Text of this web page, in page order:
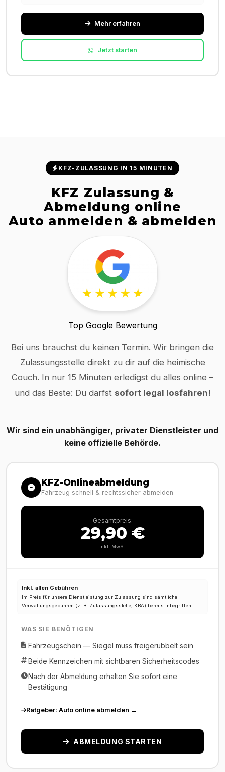
Mehr erfahren
Jetzt starten
KFZ-ZULASSUNG IN 15 MINUTEN
KFZ Zulassung &
Abmeldung online
Auto anmelden & abmelden
Top Google Bewertung
Bei uns brauchst du keinen Termin. Wir bringen die
Zulassungsstelle direkt zu dir auf die heimische
Couch. In nur 15 Minuten erledigst du alles online –
und das Beste: Du darfst sofort legal losfahren!
Wir sind ein unabhängiger, privater Dienstleister und
keine offizielle Behörde.
KFZ-Onlineabmeldung
Fahrzeug schnell & rechtssicher abmelden
Gesamtpreis:
29,90 €
inkl. MwSt.
Inkl. allen Gebühren
Im Preis für unsere Dienstleistung zur Zulassung sind sämtliche
Verwaltungsgebühren (z. B. Zulassungsstelle, KBA) bereits inbegriffen.
WAS SIE BENÖTIGEN
Fahrzeugschein — Siegel muss freigerubbelt sein
Beide Kennzeichen mit sichtbaren Sicherheitscodes
Nach der Abmeldung erhalten Sie sofort eine
Bestätigung
Ratgeber: Auto online abmelden →
ABMELDUNG STARTEN